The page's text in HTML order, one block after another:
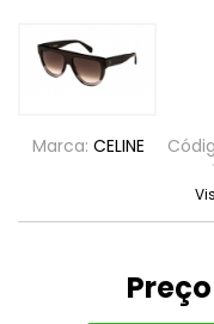
Marca: CELINE